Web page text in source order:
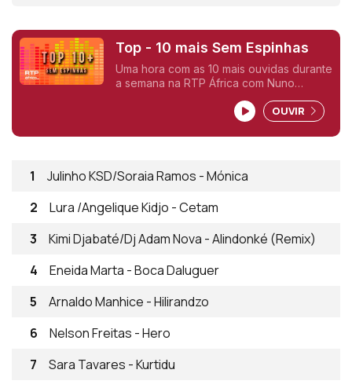
Top - 10 mais Sem Espinhas
Uma hora com as 10 mais ouvidas durante
a semana na RTP África com Nuno
OUVIR
1
Julinho KSD/Soraia Ramos - Mónica
2
Lura /Angelique Kidjo - Cetam
3
Kimi Djabaté/Dj Adam Nova - Alindonké (Remix)
4
Eneida Marta - Boca Daluguer
5
Arnaldo Manhice - Hilirandzo
6
Nelson Freitas - Hero
7
Sara Tavares - Kurtidu